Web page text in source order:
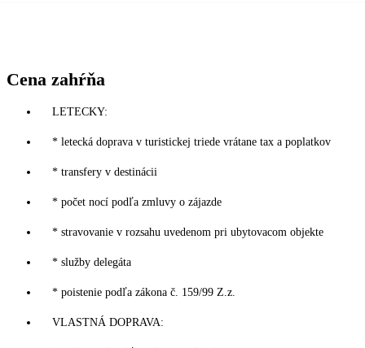
Cena zahŕňa
LETECKY:
* letecká doprava v turistickej triede vrátane tax a poplatkov
* transfery v destinácii
* počet nocí podľa zmluvy o zájazde
* stravovanie v rozsahu uvedenom pri ubytovacom objekte
* služby delegáta
* poistenie podľa zákona č. 159/99 Z.z.
VLASTNÁ DOPRAVA: